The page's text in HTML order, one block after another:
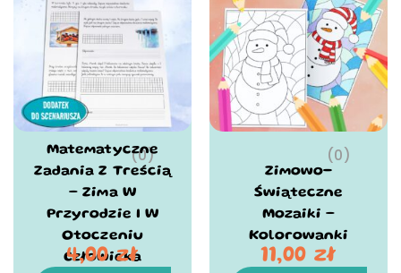
(0)
Matematyczne
Zadania Z Treścią
– Zima W
Przyrodzie I W
Otoczeniu
Człowieka
4,00zł
(0)
Zimowo-
Świąteczne
Mozaiki –
Kolorowanki
11,00 zł